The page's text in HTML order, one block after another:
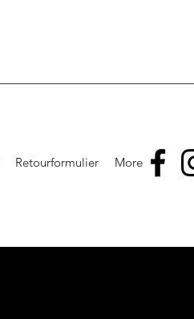
Retourformulier More